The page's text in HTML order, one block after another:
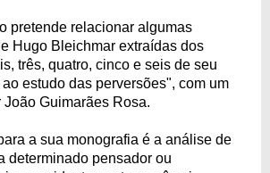
pretende relacionar algumas
Hugo Bleichmar extraídas dos
três, quatro, cinco e seis de seu
ao estudo das perversões", com um
Guimarães Rosa.
a sua monografia é a análise de
determinado pensador ou